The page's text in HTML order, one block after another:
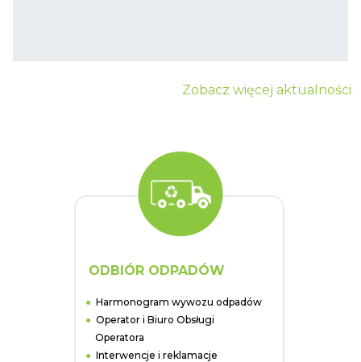
Zobacz więcej aktualności
ODBIÓR ODPADÓW
Harmonogram wywozu odpadów
Operator i Biuro Obsługi
Operatora
Interwencje i reklamacje